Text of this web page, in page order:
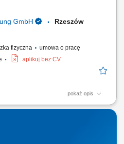
GmbH Rzeszów
fizyczna
umowa o pracę
aplikuj bez CV
pokaż opis
prac stolarskich związanych z
Wykonywanie elementów
i wytycznymi; Obsługa maszyn do
w...